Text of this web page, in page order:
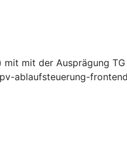
mit der Ausprägung
ablaufsteuerung-